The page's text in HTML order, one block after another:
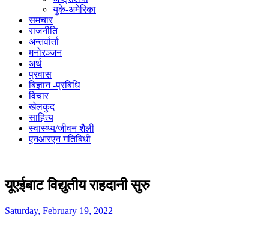
युके-अमेरिका
समचार
राजनीति
अन्तर्वार्ता
मनोरञ्जन
अर्थ
प्रवास
बिज्ञान -प्रबिधि
विचार
खेलकुद
साहित्य
स्वास्थ्य/जीवन शैली
एनआरएन गतिबिधी
यूएईबाट विद्युतीय राहदानी सुरु
Saturday, February 19, 2022